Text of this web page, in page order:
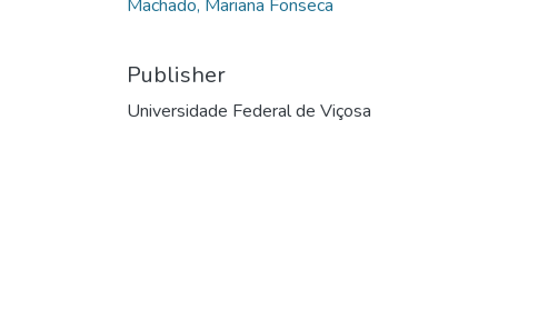
Machado, Mariana Fonseca
Publisher
Universidade Federal de Viçosa